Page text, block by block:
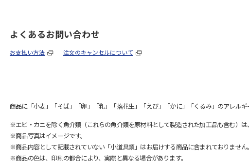
よくあるお問い合わせ
お支払い方法 注文のキャンセルについて
商品に「小麦」「そば」「卵」「乳」「落花生」「えび」「かに」「くるみ」のアレル
※エビ・カニを除く魚介類（これらの魚介類を原材料として製造された加工品も含む）
※商品写真はイメージです。
※商品内容として記載されていない「小道具類」はお届けする商品に含まれておりません。
※商品の色は、印刷の都合により、実際と異なる場合があります。